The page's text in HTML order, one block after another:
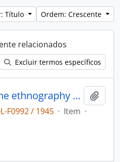
Título Ordem: Crescente
relacionados
Excluir termos específicos
A contribuition to the ethnography of the Gran Chaco
F0992 / 1945 · Item ·